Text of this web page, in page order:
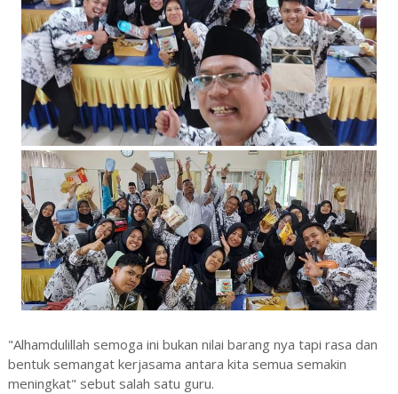
"Alhamdulillah semoga ini bukan nilai barang nya tapi rasa dan
bentuk semangat kerjasama antara kita semua semakin
meningkat" sebut salah satu guru.